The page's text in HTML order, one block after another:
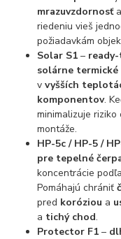
mrazuvzdornosť
riedeniu vieš
požiadavkám
Solar S1 –
solárne termické
vvyšších
komponentov.
minimalizuje
montáže.
HP-5c / HP-5 /
pre tepelné
koncentrácie
Pomáhajú chrániť
pred koróziou a
a tichý chod.
Protector F1 –